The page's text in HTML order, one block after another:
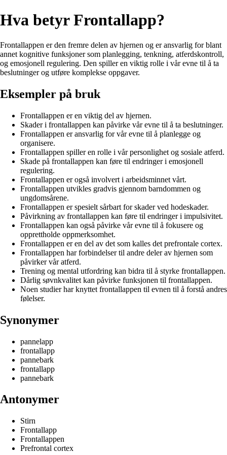
Hva betyr Frontallapp?
Frontallappen er den fremre delen av hjernen og er ansvarlig for blant
annet kognitive funksjoner som planlegging, tenkning, atferdskontroll,
og emosjonell regulering. Den spiller en viktig rolle i vår evne til å ta
beslutninger og utføre komplekse oppgaver.
Eksempler på bruk
Frontallappen er en viktig del av hjernen.
Skader i frontallappen kan påvirke vår evne til å ta beslutninger.
Frontallappen er ansvarlig for vår evne til å planlegge og
organisere.
Frontallappen spiller en rolle i vår personlighet og sosiale atferd.
Skade på frontallappen kan føre til endringer i emosjonell
regulering.
Frontallappen er også involvert i arbeidsminnet vårt.
Frontallappen utvikles gradvis gjennom barndommen og
ungdomsårene.
Frontallappen er spesielt sårbart for skader ved hodeskader.
Påvirkning av frontallappen kan føre til endringer i impulsivitet.
Frontallappen kan også påvirke vår evne til å fokusere og
opprettholde oppmerksomhet.
Frontallappen er en del av det som kalles det prefrontale cortex.
Frontallappen har forbindelser til andre deler av hjernen som
påvirker vår atferd.
Trening og mental utfordring kan bidra til å styrke frontallappen.
Dårlig søvnkvalitet kan påvirke funksjonen til frontallappen.
Noen studier har knyttet frontallappen til evnen til å forstå andres
følelser.
Synonymer
pannelapp
frontallapp
pannebark
frontallapp
pannebark
Antonymer
Stirn
Frontallapp
Frontallappen
Prefrontal cortex